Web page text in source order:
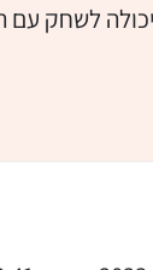
לשחק עם